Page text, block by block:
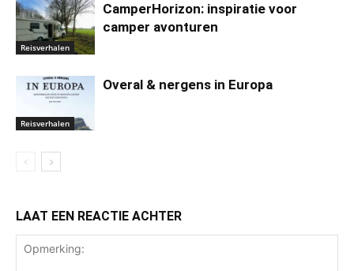
Reisverhalen
CamperHorizon: inspiratie voor
camper avonturen
Reisverhalen
Overal & nergens in Europa
LAAT EEN REACTIE ACHTER